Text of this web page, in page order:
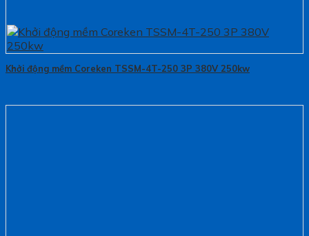
Khởi động mềm Coreken TSSM-4T-250 3P 380V 250kw